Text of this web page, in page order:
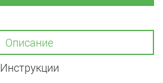
Описание
Инструкции